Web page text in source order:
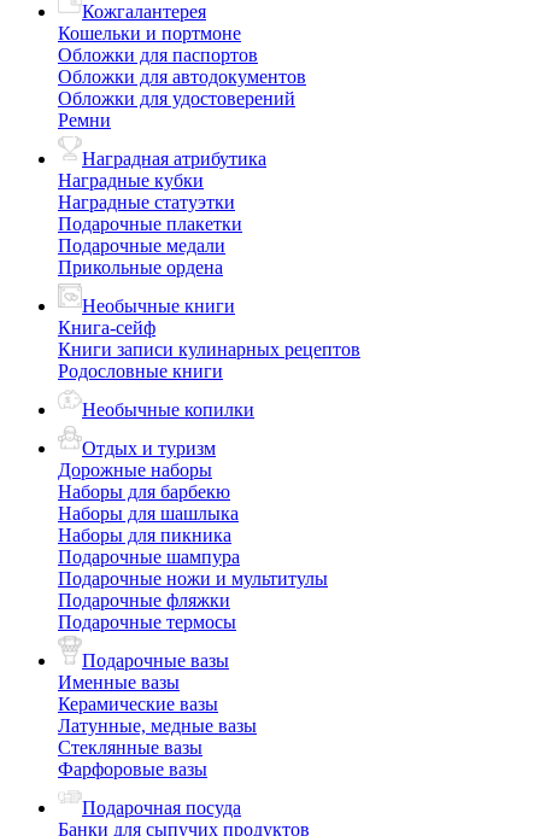
Кожгалантерея
Кошельки и портмоне
Обложки для паспортов
Обложки для автодокументов
Обложки для удостоверений
Ремни
Наградная атрибутика
Наградные кубки
Наградные статуэтки
Подарочные плакетки
Подарочные медали
Прикольные ордена
Необычные книги
Книга-сейф
Книги записи кулинарных рецептов
Родословные книги
Необычные копилки
Отдых и туризм
Дорожные наборы
Наборы для барбекю
Наборы для шашлыка
Наборы для пикника
Подарочные шампура
Подарочные ножи и мультитулы
Подарочные фляжки
Подарочные термосы
Подарочные вазы
Именные вазы
Керамические вазы
Латунные, медные вазы
Стеклянные вазы
Фарфоровые вазы
Подарочная посуда
Банки для сыпучих продуктов